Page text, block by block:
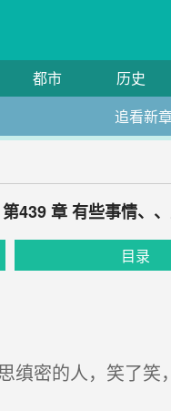
都市 历史
追看新
第439 章 有些事情、
目录
密的人，笑了笑